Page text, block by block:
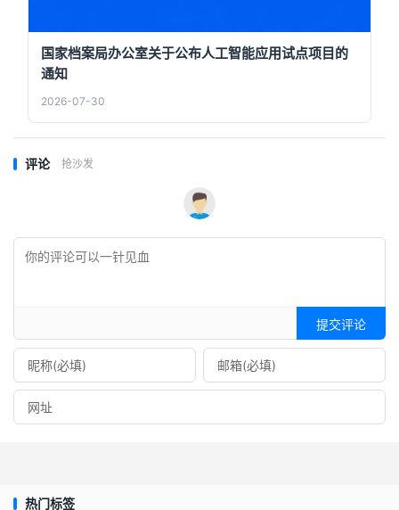
国家档案局办公室关于公布人工智能应用试点项目的
通知
2026-07-30
评论 抢沙发
提交评论
热门标签